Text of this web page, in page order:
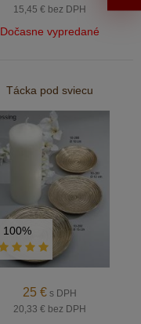
15,45 € bez DPH
Dočasne vypredané
Tácka pod sviecu
100%
25 € s DPH
20,33 € bez DPH